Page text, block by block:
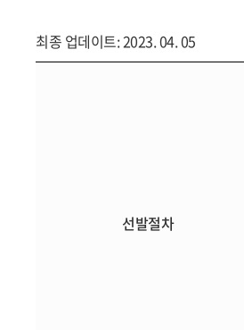
최종 업데이트: 2023. 04. 05
선발절차